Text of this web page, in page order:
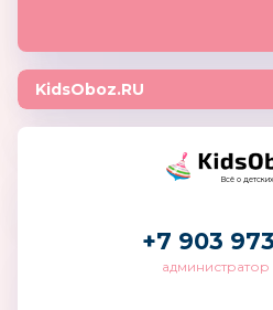
KidsOboz.RU
Всё о
+7 903
администратор